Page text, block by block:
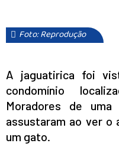
Foto: Reprodução
A jaguatirica foi
condomínio
Moradores de
assustaram ao ver o
um gato.